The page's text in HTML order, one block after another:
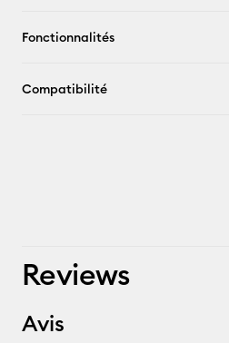
Fonctionnalités
Compatibilité
Reviews